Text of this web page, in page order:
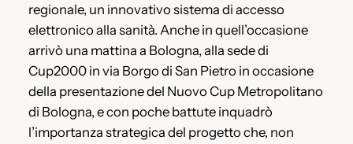
regionale, un innovativo sistema di accesso
elettronico alla sanità. Anche in quell’occasione
arrivò una mattina a Bologna, alla sede di
Cup2000 in via Borgo di San Pietro in occasione
della presentazione del Nuovo Cup Metropolitano
di Bologna, e con poche battute inquadrò
l’importanza strategica del progetto che, non